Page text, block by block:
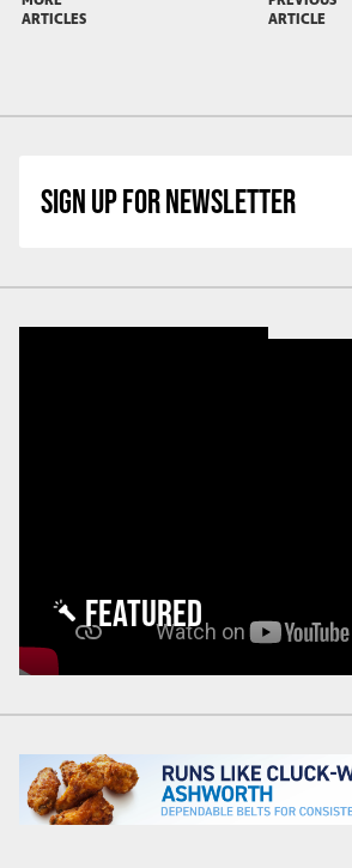
ARTICLES
ARTICLE
SIGN UP FOR NEWSLETTER
FEATURED